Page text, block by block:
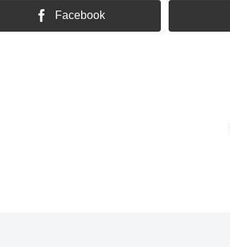
Facebook